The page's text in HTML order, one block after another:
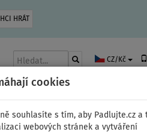
HRÁT
cookies
souhlasíte s tím, aby Padlujte.cz a
webových stránek a vytváření
CZ/Kč